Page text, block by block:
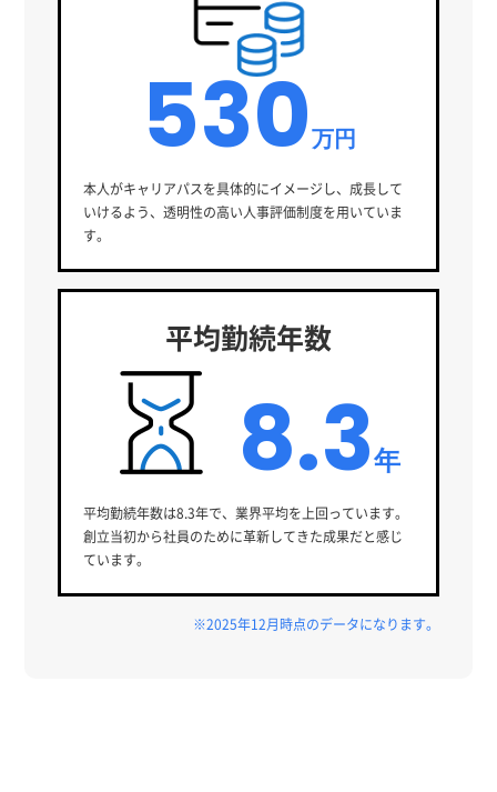
530万円
本人がキャリアパスを具体的にイメージし、成長して
いけるよう、透明性の高い人事評価制度を用いていま
す。
平均勤続年数
8.3年
平均勤続年数は8.3年で、業界平均を上回っています。
創立当初から社員のために革新してきた成果だと感じ
ています。
※2025年12月時点のデータになります。